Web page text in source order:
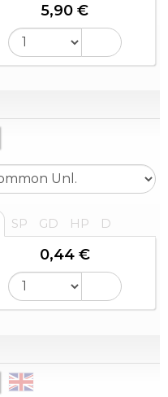
5,90 €
SP GD HP D
0,44 €